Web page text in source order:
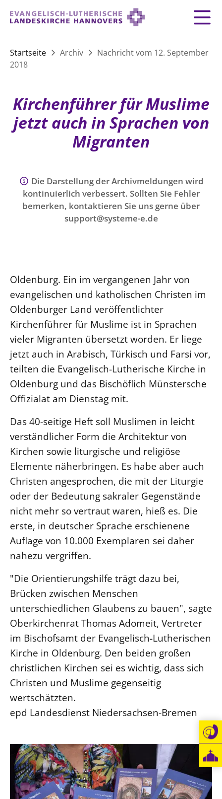
Startseite Archiv
Nachricht vom 12. September
2018
Kirchenführer für Muslime
jetzt auch in Sprachen von
Migranten
Die Darstellung der Archivmeldungen wird
kontinuierlich verbessert. Sollten Sie Fehler
bemerken, kontaktieren Sie uns gerne über
support@systeme-e.de
Oldenburg. Ein im vergangenen Jahr von
evangelischen und katholischen Christen im
Oldenburger Land veröffentlichter
Kirchenführer für Muslime ist in Sprachen
vieler Migranten übersetzt worden. Er liege
jetzt auch in Arabisch, Türkisch und Farsi vor,
teilten die Evangelisch-Lutherische Kirche in
Oldenburg und das Bischöflich Münstersche
Offizialat am Dienstag mit.
Das 40-seitige Heft soll Muslimen in leicht
verständlicher Form die Architektur von
Kirchen sowie liturgische und religiöse
Elemente näherbringen. Es habe aber auch
Christen angesprochen, die mit der Liturgie
oder der Bedeutung sakraler Gegenstände
nicht mehr so vertraut waren, hieß es. Die
erste, in deutscher Sprache erschienene
Auflage von 10.000 Exemplaren sei daher
nahezu vergriffen.
"Die Orientierungshilfe trägt dazu bei,
Brücken zwischen Menschen
unterschiedlichen Glaubens zu bauen", sagte
Oberkirchenrat Thomas Adomeit, Vertreter
im Bischofsamt der Evangelisch-Lutherischen
Kirche in Oldenburg. Den beiden großen
christlichen Kirchen sei es wichtig, dass sich
Christen und Muslime gegenseitig
wertschätzten.
epd Landesdienst Niedersachsen-Bremen
LANDESKIRCHE
LANDESKIRCHE
Bischofsrat
Sprengel und Kirchenkreise der Landeskirche
Hannovers
Organigramm der Landeskirche
Konföderation evangelischer Kirchen in
Niedersachsen
Einrichtungen
LANDESKIRCHENAMT
Willkommen
Kollegium
Abteilungen des Landeskirchenamts
Rechnungsprüfungsamt
Fachstelle Sexualisierte Gewalt
Beschwerdestellen
Kirchenämter
Datenschutz
Geschäftsstelle Landessynode
LANDESSYNODE
27. Landessynode
Kontakt
Hintergrund
MITARBEIT
Ehrenamt
Freie Stellen
BIBLIOTHEK & ARCHIV
SERVICE
Älterwerden im Pfarrberuf
Beteiligungsverfahren
Beschwerdestellen
Ephoralbüro
Finanzplanung
IT-Service
Corporate Design
Interventionsplan
Jahresgespräche
SERVICE FÜR GEMEINDEN
DEMOKRATIE STÄRKEN
KIRCHENEINTRITT
SPENDE
KLIMASCHUTZGESETZ
EVERMORE
RÜCKBLICK: KIRCHENTAG IN HANNOVER
TAUFE BIS TRAUER
TAUFE
KONFIRMATION
HOCHZEIT
FEIERN
10 Gebote
Vater unser
Kirchenmusik
Glocken
VERSTEHEN
Positionen
Ökumene
Religionen
IM NOTFALL
HILFE IM ALLTAG
LEBEN & STERBEN
MITMACHEN
ZUKUNFT
GESELLSCHAFT & LEBEN
ZUSAMMENLEBEN
Vielfalt
Hilfe für Geflüchtete
Partnerschaft weltweit
Friedensethik
Friedensarbeit
Friedensorte
Nachhaltigkeit
Erneuerbare Energien
Mobilität
Naturschutz
Gebäude
Barrierefreiheit
Presse
Freie Stellen
Service für Gemeinden
Suche